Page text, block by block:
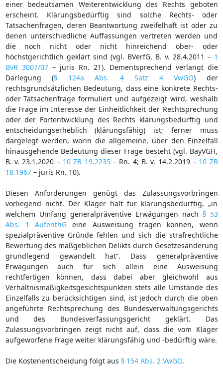
einer bedeutsamen Weiterentwicklung des Rechts geboten
erscheint. Klärungsbedürftig sind solche Rechts- oder
Tatsachenfragen, deren Beantwortung zweifelhaft ist oder zu
denen unterschiedliche Auffassungen vertreten werden und
die noch nicht oder nicht hinreichend ober- oder
höchstgerichtlich geklärt sind (vgl. BVerfG, B. v. 28.4.2011 – 1
BvR 3007/07– juris Rn. 21). Dementsprechend verlangt die
Darlegung (§ 124a Abs. 4 Satz 4 VwGO) der
rechtsgrundsätzlichen Bedeutung, dass eine konkrete Rechts-
oder Tatsachenfrage formuliert und aufgezeigt wird, weshalb
die Frage im Interesse der Einheitlichkeit der Rechtsprechung
oder der Fortentwicklung des Rechts klärungsbedürftig und
entscheidungserheblich (klärungsfähig) ist; ferner muss
dargelegt werden, worin die allgemeine, über den Einzelfall
hinausgehende Bedeutung dieser Frage besteht (vgl. BayVGH,
B. v. 23.1.2020 – 10 ZB 19.2235– Rn. 4; B. v. 14.2.2019 – 10 ZB
18.1967– juris Rn. 10).
Diesen Anforderungen genügt das Zulassungsvorbringen
vorliegend nicht. Der Kläger hält für klärungsbedürftig, „in
welchem Umfang generalpräventive Erwägungen nach § 53
Abs. 1 AufenthG eine Ausweisung tragen können, wenn
spezialpräventive Gründe fehlen und sich die strafrechtliche
Bewertung des maßgeblichen Delikts durch Gesetzesänderung
grundlegend gewandelt hat“. Dass generalpräventive
Erwägungen auch für sich allein eine Ausweisung
rechtfertigen können, dass dabei aber gleichwohl aus
Verhältnismäßigkeitsgesichtspunkten stets alle Umstände des
Einzelfalls zu berücksichtigen sind, ist jedoch durch die oben
angeführte Rechtsprechung des Bundesverwaltungsgerichts
und des Bundesverfassungsgericht geklärt. Das
Zulassungsvorbringen zeigt nicht auf, dass die vom Kläger
aufgeworfene Frage weiter klärungsfähig und -bedürftig wäre.
Die Kostenentscheidung folgt aus § 154 Abs. 2 VwGO.